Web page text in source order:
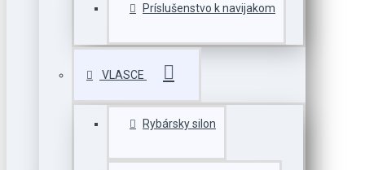
Príslušenstvo k navijakom
VLASCE
Rybársky silon